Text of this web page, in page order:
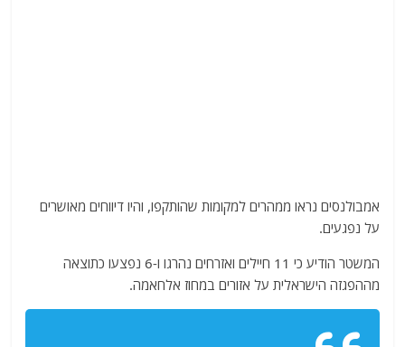
אמבולנסים נראו ממהרים למקומות שהותקפו, והיו דיווחים מאושרים
על נפגעים.
המשטר הודיע ​​כי 11 חיילים ואזרחים נהרגו ו-6 נפצעו כתוצאה
מההפגזה הישראלית על אזורים במחוז אלחאמה.